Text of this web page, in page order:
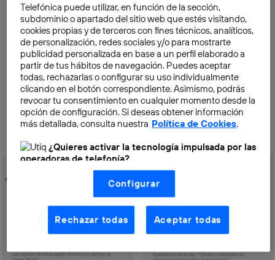
Para activar un código de desbloqueo en iPhone o
Android, ve a Ajustes, después a Face ID y código o
Seguridad y privacidad y Desbloqueo del dispositivo, e
introduce un código de desbloqueo o configura un
método alternativo.
Localización de las aplicaciones
Telefónica puede utilizar, en función de la sección,
subdominio o apartado del sitio web que estés visitando,
cookies propias y de terceros con fines técnicos, analíticos,
de personalización, redes sociales y/o para mostrarte
publicidad personalizada en base a un perfil elaborado a
partir de tus hábitos de navegación. Puedes aceptar
todas, rechazarlas o configurar su uso individualmente
clicando en el botón correspondiente. Asimismo, podrás
revocar tu consentimiento en cualquier momento desde la
opción de configuración. Si deseas obtener información
más detallada, consulta nuestra Política de Cookies.
¿Quieres activar la tecnología impulsada por las
operadoras de telefonía?
Nosotros, Telefónica S.A., utilizamos la tecnología Utiq para
realizar nuestras acciones de marketing digital o análisis
(como se describe en este aviso de consentimiento)
basadas en tu navegación en nuestra(s) web(s)
aquí(solo cuando utilizas una conexión a
internet habilitada , proporcionada por una de las
operadoras de telefonía participantes, y otorgas tu
Configurar
Rechazar todas Aceptar todas